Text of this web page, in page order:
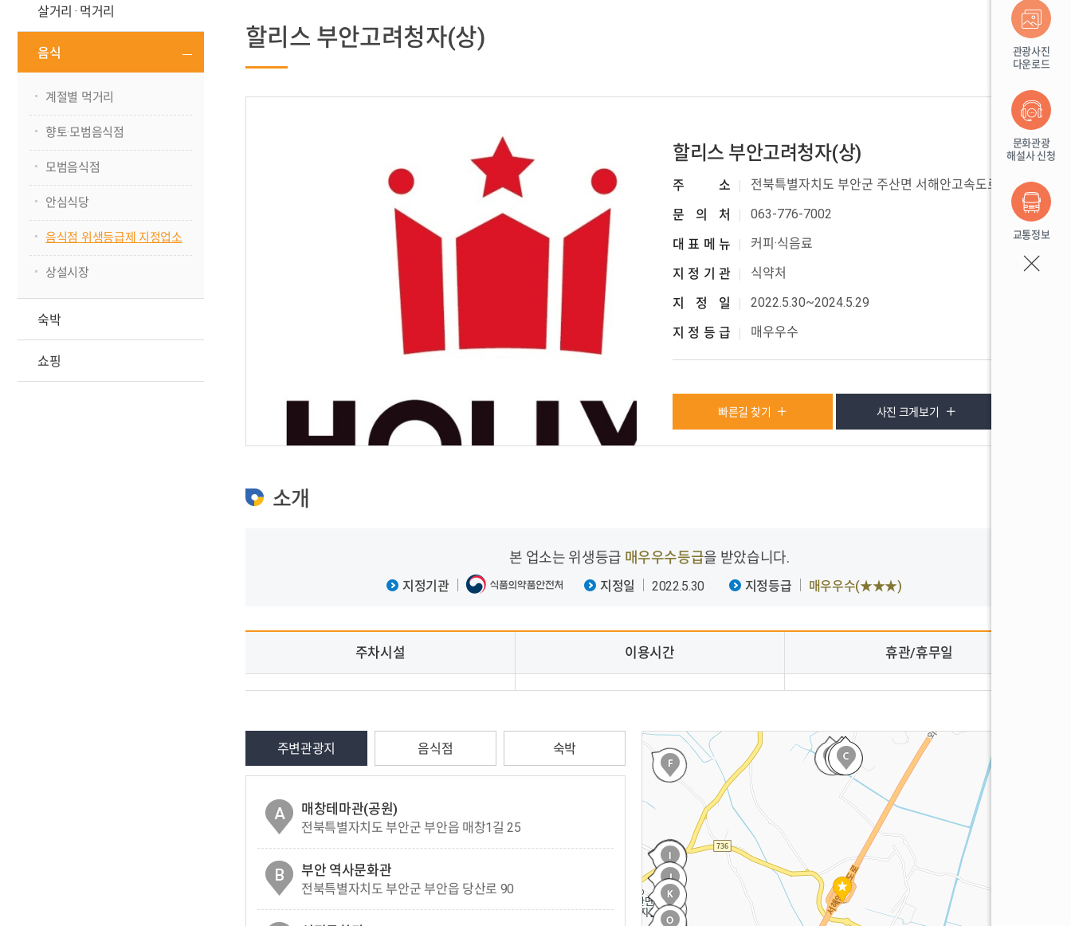
관광사진
다운로드
문화관광
해설사 신청
교통정보
살거리 · 먹거리
음식
계절별 먹거리
향토·모범음식점
모범음식점
안심식당
음식점 위생등급제 지정업소
상설시장
숙박
쇼핑
할리스 부안고려청자(상)
할리스 부안고려청자(상)
주 소
전북특별자치도 부안군 주산면 서해안고속도로 106
문 의 처
063-776-7002
대 표 메 뉴
커피·식음료
지 정 기 관
식약처
지 정 일
2022.5.30~2024.5.29
지 정 등 급
매우우수
빠른길 찾기 사진 크게보기
소개
본 업소는 위생등급 매우우수등급을 받았습니다.
지정기관 지정일 2022.5.30 지정등급 매우우수(★★★)
주차시설 이용시간 휴관/휴무일
주변관광지 음식점 숙박
A 매창테마관(공원)
전북특별자치도 부안군 부안읍 매창1길 25
B 부안 역사문화관
전북특별자치도 부안군 부안읍 당산로 90